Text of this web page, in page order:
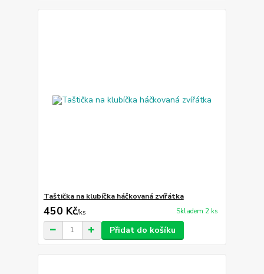
Taštička na klubíčka háčkovaná zvířátka
450 Kč/ks Skladem 2 ks
Přidat do košíku